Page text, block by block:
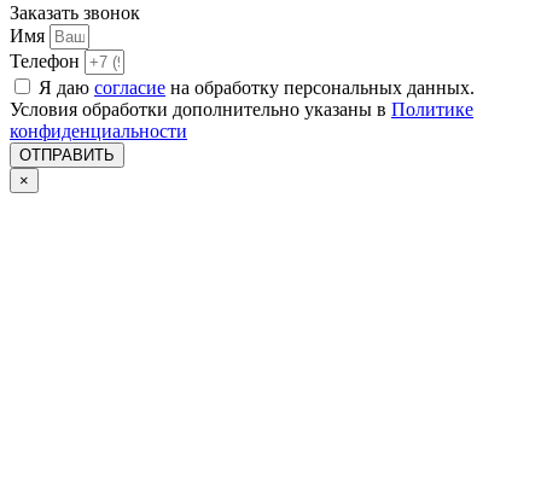
Заказать звонок
Имя
Телефон
Я даю согласие на обработку персональных данных.
Условия обработки дополнительно указаны в Политике
конфиденциальности
ОТПРАВИТЬ
×